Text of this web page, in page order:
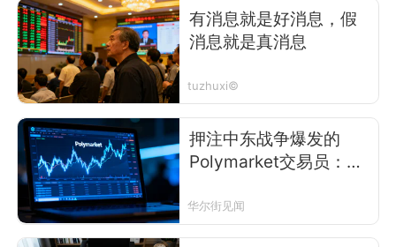
有消息就是好消息，假
消息就是真消息
tuzhuxi©
押注中东战争爆发的
Polymarket交易员：下
华尔街见闻